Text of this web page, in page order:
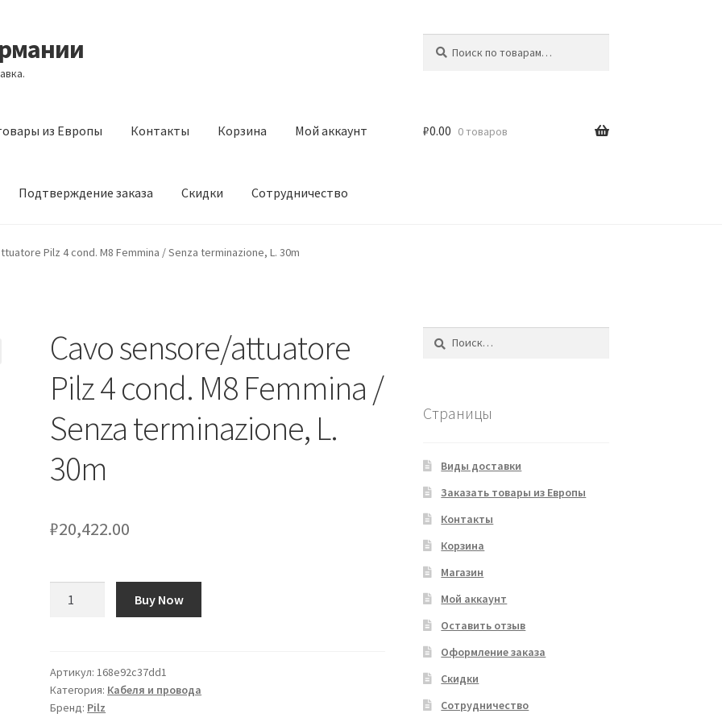
из Европы Контакты Корзина Мой аккаунт
Подтверждение заказа Скидки Сотрудничество
ЕвропыКонтакты Корзина Мой аккаунт Оставить отзыв
₽0.00 0 товаров
Pilz 4 cond. M8 Femmina / Senza terminazione, L. 30m
Cavo sensore/attuatore
Pilz 4 cond. M8 Femmina /
Senza terminazione, L.
30m
₽20,422.00
Pilz
4
cond.
Buy Now
Артикул:168e92c37dd1
Категория: Кабеля и провода
Бренд: Pilz
Страницы
Виды доставки
Заказать товары из Европы
Контакты
Корзина
Магазин
Мой аккаунт
Оставить отзыв
Оформление заказа
Скидки
Сотрудничество